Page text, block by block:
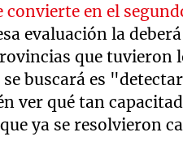
convierte en el
evaluación la
que tuvieron
buscará es
ver qué tan
ya se resolvieron